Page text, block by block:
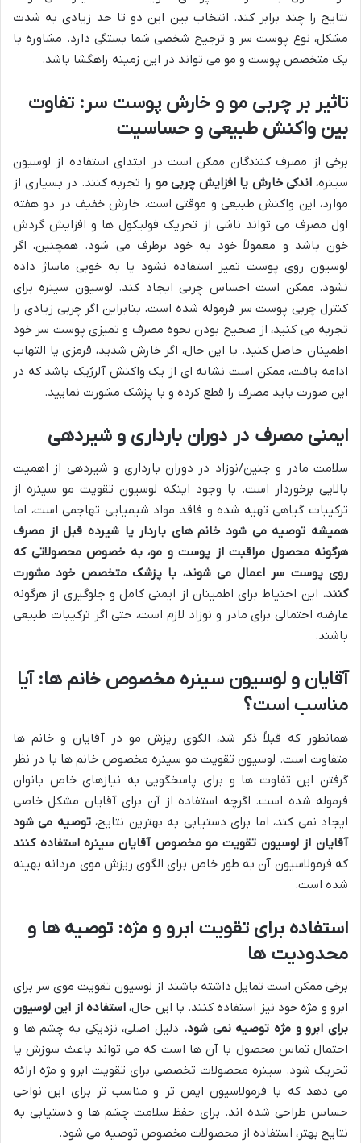
نتایج را چند برابر کند. انتخاب بین این دو تا حد زیادی به شدت
مشکل، نوع پوست سر و ترجیح شخصی شما بستگی دارد. مشاوره با
یک متخصص پوست و مو می تواند در این زمینه راهگشا باشد.
تاثیر بر چربی مو و خارش پوست سر: تفاوت
بین واکنش طبیعی و حساسیت
برخی از مصرف کنندگان ممکن است در ابتدای استفاده از لوسیون
سینره، اندکی خارش یا افزایش چربی مو را تجربه کنند. در بسیاری از
موارد، این واکنش طبیعی و موقتی است. خارش خفیف در دو هفته
اول مصرف می تواند ناشی از تحریک فولیکول ها و افزایش گردش
خون باشد و معمولاً خود به خود برطرف می شود. همچنین، اگر
لوسیون روی پوست تمیز استفاده نشود یا به خوبی ماساژ داده
نشود، ممکن است احساس چربی ایجاد کند. لوسیون سینره برای
کنترل چربی پوست سر فرموله شده است، بنابراین اگر چربی زیادی را
تجربه می کنید، از صحیح بودن نحوه مصرف و تمیزی پوست سر خود
اطمینان حاصل کنید. با این حال، اگر خارش شدید، قرمزی یا التهاب
ادامه یافت، ممکن است نشانه ای از یک واکنش آلرژیک باشد که در
این صورت باید مصرف را قطع کرده و با پزشک مشورت نمایید.
ایمنی مصرف در دوران بارداری و شیردهی
سلامت مادر و جنین/نوزاد در دوران بارداری و شیردهی از اهمیت
بالایی برخوردار است. با وجود اینکه لوسیون تقویت مو سینره از
ترکیبات گیاهی تهیه شده و فاقد مواد شیمیایی تهاجمی است، اما
همیشه توصیه می شود خانم های باردار یا شیرده قبل از مصرف
هرگونه محصول مراقبت از پوست و مو، به خصوص محصولاتی که
روی پوست سر اعمال می شوند، با پزشک متخصص خود مشورت
کنند. این احتیاط برای اطمینان از ایمنی کامل و جلوگیری از هرگونه
عارضه احتمالی برای مادر و نوزاد لازم است، حتی اگر ترکیبات طبیعی
باشند.
آقایان و لوسیون سینره مخصوص خانم ها: آیا
مناسب است؟
همانطور که قبلاً ذکر شد، الگوی ریزش مو در آقایان و خانم ها
متفاوت است. لوسیون تقویت مو سینره مخصوص خانم ها با در نظر
گرفتن این تفاوت ها و برای پاسخگویی به نیازهای خاص بانوان
فرموله شده است. اگرچه استفاده از آن برای آقایان مشکل خاصی
ایجاد نمی کند، اما برای دستیابی به بهترین نتایج،توصیه می شود
آقایان از لوسیون تقویت مو مخصوص آقایان سینره استفاده کنند
که فرمولاسیون آن به طور خاص برای الگوی ریزش موی مردانه بهینه
شده است.
استفاده برای تقویت ابرو و مژه: توصیه ها و
محدودیت ها
برخی ممکن است تمایل داشته باشند از لوسیون تقویت موی سر برای
ابرو و مژه خود نیز استفاده کنند. با این حال،استفاده از این لوسیون
برای ابرو و مژه توصیه نمی شود. دلیل اصلی، نزدیکی به چشم ها و
احتمال تماس محصول با آن ها است که می تواند باعث سوزش یا
تحریک شود. سینره محصولات تخصصی برای تقویت ابرو و مژه ارائه
می دهد که با فرمولاسیون ایمن تر و مناسب تر برای این نواحی
حساس طراحی شده اند. برای حفظ سلامت چشم ها و دستیابی به
نتایج بهتر، استفاده از محصولات مخصوص توصیه می شود.